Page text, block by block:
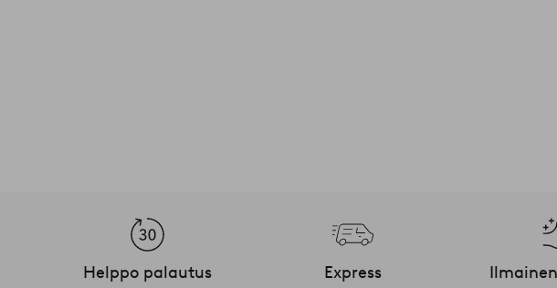
Helppo palautus Express